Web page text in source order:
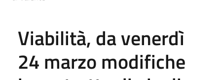
Viabilità, da venerdì
24 marzo modifiche